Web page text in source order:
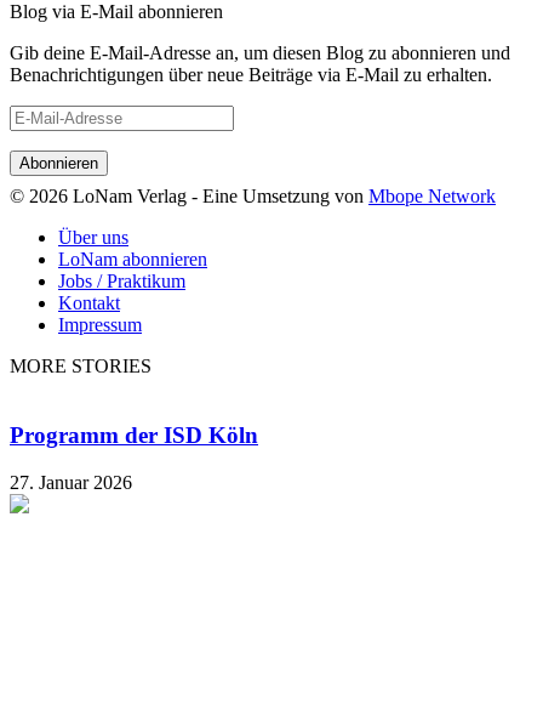
Blog via E-Mail abonnieren
Gib deine E-Mail-Adresse an, um diesen Blog zu abonnieren und
Benachrichtigungen über neue Beiträge via E-Mail zu erhalten.
E-
Mail-
Adresse
© 2026 LoNam Verlag - Eine Umsetzung von Mbope Network
Über uns
LoNam abonnieren
Jobs / Praktikum
Kontakt
Impressum
MORE STORIES
Programm der ISD Köln
27. Januar 2026